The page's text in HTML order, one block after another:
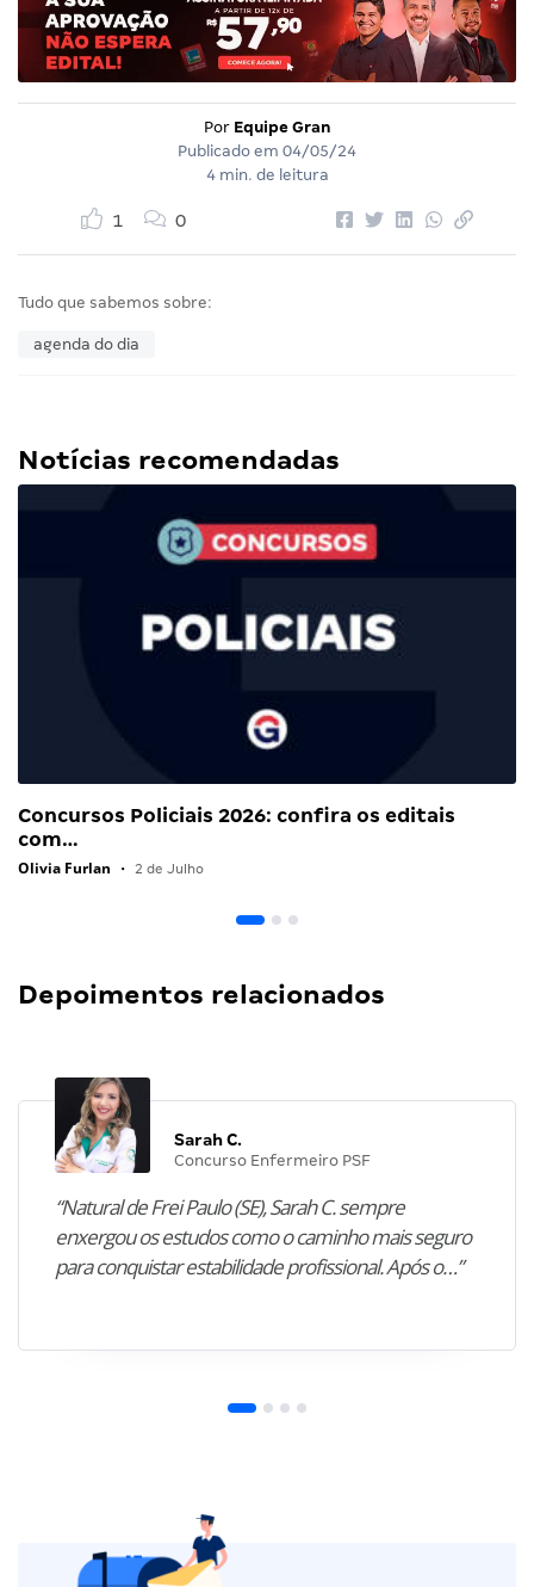
Por Equipe Gran
Publicado em 04/05/24
4 min. de leitura
1 0
Tudo que sabemos sobre:
agenda do dia
Notícias recomendadas
Concursos Policiais 2026: confira os editais
com…
Olivia Furlan • 2 de Julho
Depoimentos relacionados
Sarah C.
Concurso Enfermeiro PSF
“Natural de Frei Paulo (SE), Sarah C. sempre
enxergou os estudos como o caminho mais seguro
para conquistar estabilidade profissional. Após o…”